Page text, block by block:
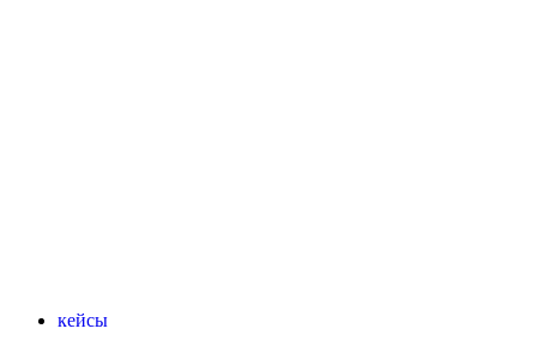
кейсы